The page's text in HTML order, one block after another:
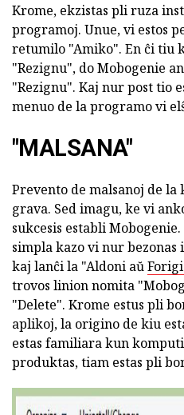
Krome, ekzistas pli ruza
programoj. Unue, vi estos
retumilo "Amiko". En ĉi tiu
"Rezignu", do Mobogenie
"Rezignu". Kaj nur post tio
menuo de la programo vi
"MALSANA"
Prevento de malsanoj de
grava. Sed imagu, ke vi
sukcesis establi
simpla kazo vi nur
kaj lanĉi la "Aldoni aŭ
trovos linion nomita
"Delete". Krome estus pli
aplikoj, la origino de kiu
estas familiara kun
produktas, tiam estas pli